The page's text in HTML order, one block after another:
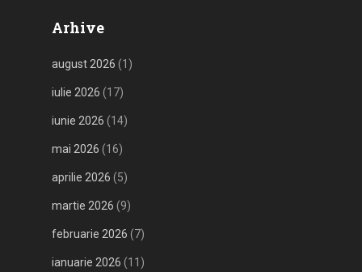
Arhive
august 2026 (1)
iulie 2026 (17)
iunie 2026 (14)
mai 2026 (16)
aprilie 2026 (5)
martie 2026 (9)
februarie 2026 (7)
ianuarie 2026 (11)